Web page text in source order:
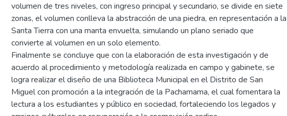
volumen de tres niveles, con ingreso principal y secundario, se divide en siete
zonas, el volumen conlleva la abstracción de una piedra, en representación a la
Santa Tierra con una manta envuelta, simulando un plano seriado que
convierte al volumen en un solo elemento.
Finalmente se concluye que con la elaboración de esta investigación y de
acuerdo al procedimiento y metodología realizada en campo y gabinete, se
logra realizar el diseño de una Biblioteca Municipal en el Distrito de San
Miguel con promoción a la integración de la Pachamama, el cual fomentara la
lectura a los estudiantes y público en sociedad, fortaleciendo los legados y